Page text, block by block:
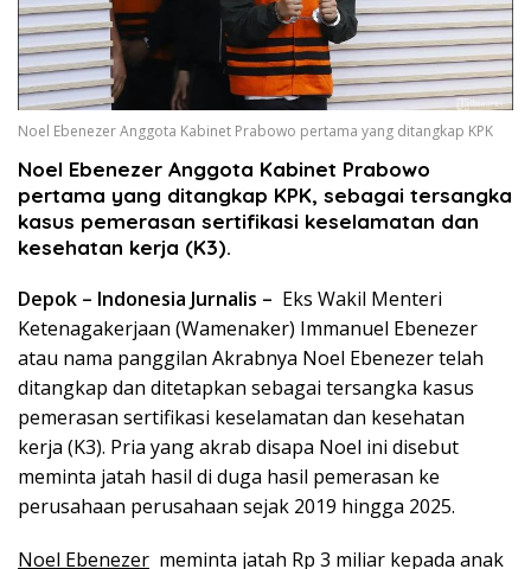
Noel Ebenezer Anggota Kabinet Prabowo pertama yang ditangkap KPK
Noel Ebenezer Anggota Kabinet Prabowo
pertama yang ditangkap KPK, sebagai tersangka
kasus pemerasan sertifikasi keselamatan dan
kesehatan kerja (K3).
Depok – Indonesia Jurnalis – Eks Wakil Menteri
Ketenagakerjaan (Wamenaker) Immanuel Ebenezer
atau nama panggilan Akrabnya Noel Ebenezer telah
ditangkap dan ditetapkan sebagai tersangka kasus
pemerasan sertifikasi keselamatan dan kesehatan
kerja (K3). Pria yang akrab disapa Noel ini disebut
meminta jatah hasil di duga hasil pemerasan ke
perusahaan perusahaan sejak 2019 hingga 2025.
Noel Ebenezer meminta jatah Rp 3 miliar kepada anak